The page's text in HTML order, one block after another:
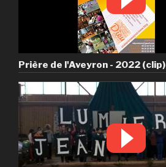
Prière de l'Aveyron - 2022 (clip)